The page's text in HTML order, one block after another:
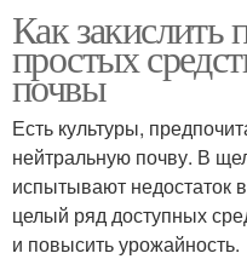
Как закислить
простых
почвы
Есть культуры,
нейтральную почву. В
испытывают недостаток
целый ряд доступных
и повысить урожайность.